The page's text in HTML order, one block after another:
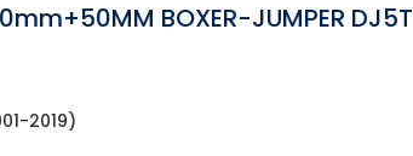
BOXER-JUMPER DJ5T
2019)